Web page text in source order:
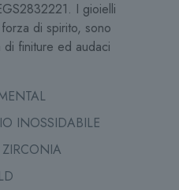
I gioielli
di spirito, sono
di finiture ed audaci
INOSSIDABILE